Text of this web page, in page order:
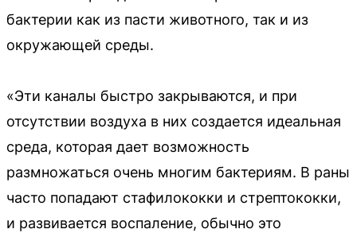
бактерии как из пасти животного, так и из
окружающей среды.
«Эти каналы быстро закрываются, и при
отсутствии воздуха в них создается идеальная
среда, которая дает возможность
размножаться очень многим бактериям. В раны
часто попадают стафилококки и стрептококки,
и развивается воспаление, обычно это